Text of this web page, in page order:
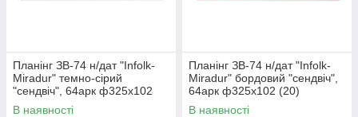
Планінг ЗВ-74 н/дат "Infolk-
Miradur" темно-сірий
"сендвіч", 64арк ф325х102
(1/20)
В наявності
Планінг ЗВ-74 н/дат "Infolk-
Miradur" бордовий "сендвіч",
64арк ф325х102 (20)
В наявності